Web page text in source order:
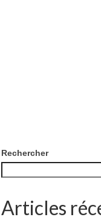
Rechercher
Articles